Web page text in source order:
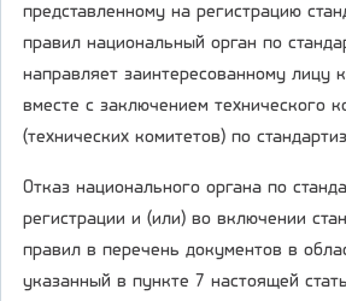
представленному на регистрацию
правил национальный орган по
направляет заинтересованному лицу
вместе с заключением технического
(технических комитетов) по
Отказ национального органа по
регистрации и (или) во включении
правил в перечень документов в
указанный в пункте 7 настоящей